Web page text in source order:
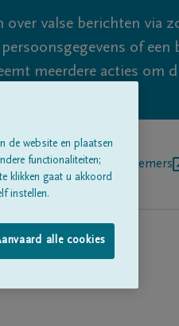
valse berichten via
of een
meerdere acties om
onsBegrafenisondernemers
de website en plaatsen
functionaliteiten;
klikken gaat u akkoord
instellen.
alle cookies